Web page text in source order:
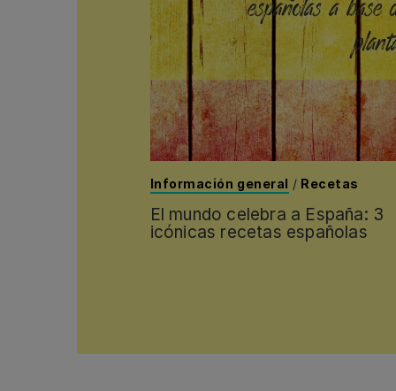
Información general / Recetas
El mundo celebra a España: 3
icónicas recetas españolas